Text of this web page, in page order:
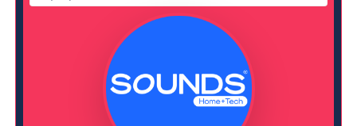
Marco Flores #1 Banda Jerez
Evolution
25
Todos Somos Job
en Cd Juárez
Auditorio Benito Juárez
NOV